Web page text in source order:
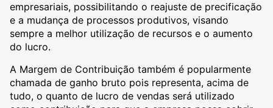
empresariais, possibilitando o reajuste de precificação
e a mudança de processos produtivos, visando
sempre a melhor utilização de recursos e o aumento
do lucro.
A Margem de Contribuição também é popularmente
chamada de ganho bruto pois representa, acima de
tudo, o quanto de lucro de vendas será utilizado